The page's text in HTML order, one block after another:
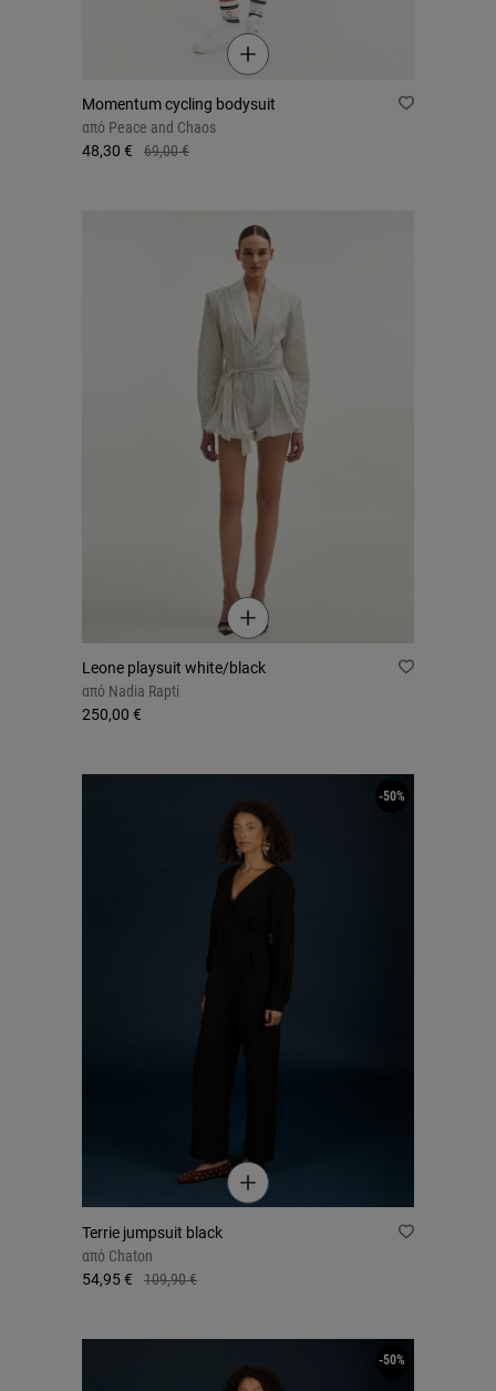
Momentum cycling bodysuit
από Peace and Chaos
48,30 €
69,00 €
Leone playsuit white/black
από Nadia Rapti
250,00 €
Terrie jumpsuit black
από Chaton
54,95 €
109,90 €
-50%
-50%